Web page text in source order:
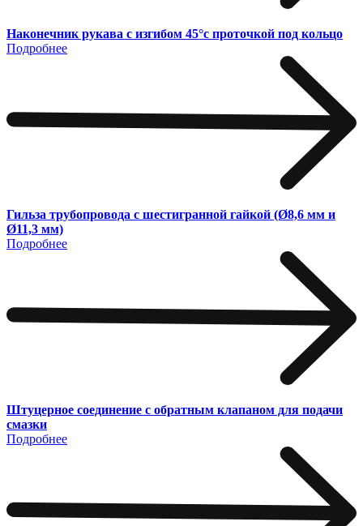
Наконечник рукава с изгибом 45°с проточкой под кольцо
Подробнее
Гильза трубопровода с шестигранной гайкой (Ø8,6 мм и
Ø11,3 мм)
Подробнее
Штуцерное соединение с обратным клапаном для подачи
смазки
Подробнее